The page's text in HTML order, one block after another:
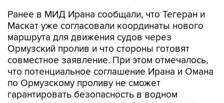
маршрута для движения судов через
Ормузский пролив и что стороны готовят
совместное заявление. При этом отмечалось,
что потенциальное соглашение Ирана и Омана
по Ормузскому проливу не сможет
гарантировать безопасность в водном
коридоре из-за риска дестабилизирующих
действий США.